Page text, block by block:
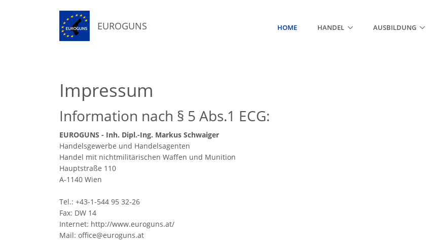
EUROGUNS HOME(CURRENT)HANDEL AUSBILDUNG
Impressum
Information nach § 5 Abs.1 ECG:
EUROGUNS - Inh. Dipl.-Ing. Markus Schwaiger
Handelsgewerbe und Handelsagenten
Handel mit nichtmilitärischen Waffen und Munition
Hauptstraße 110
A-1140 Wien
Tel.: +43-1-544 95 32-26
Fax: DW 14
Internet: http://www.euroguns.at/
Mail: office@euroguns.at